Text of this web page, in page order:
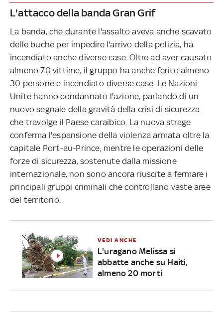
L'attacco della banda Gran Grif
La banda, che durante l'assalto aveva anche scavato
delle buche per impedire l'arrivo della polizia, ha
incendiato anche diverse case. Oltre ad aver causato
almeno 70 vittime, il gruppo ha anche ferito almeno
30 persone e incendiato diverse case. Le Nazioni
Unite hanno condannato l'azione, parlando di un
nuovo segnale della gravità della crisi di sicurezza
che travolge il Paese caraibico. La nuova strage
conferma l'espansione della violenza armata oltre la
capitale Port-au-Prince, mentre le operazioni delle
forze di sicurezza, sostenute dalla missione
internazionale, non sono ancora riuscite a fermare i
principali gruppi criminali che controllano vaste aree
del territorio.
VEDI ANCHE
L'uragano Melissa si
abbatte anche su Haiti,
almeno 20 morti